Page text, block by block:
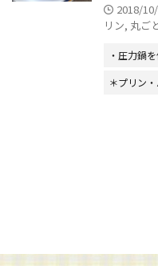
2018/
リン, 丸ご
・圧力鍋
＊プリン